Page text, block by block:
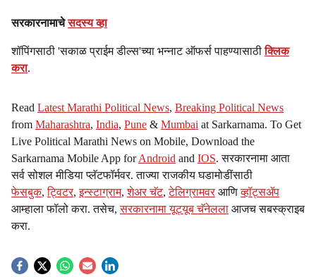
सरकारनामाचेसदस्य व्हा
शॉपिंगसाठी 'सकाळ प्राईम डील्स'च्या भन्नाट ऑफर्स पाहण्यासाठीक्लिक
करा.
Read Latest Marathi Political News, Breaking Political News
from Maharashtra, India, Pune & Mumbai at Sarkarnama. To Get
Live Political Marathi News on Mobile, Download the
Sarkarnama Mobile App forAndroid and IOS. सरकारनामा आता
सर्व सोशल मीडिया प्लॅटफॉर्मवर. ताज्या राजकीय घडामोडींसाठी
फेसबुक,ट्विटर,इन्स्टाग्राम,शेअर चॅट,टेलिग्रामवर आणिव्हॉट्सॲप
आम्हाला फॉलो करा. तसेच,सरकारनामा यूट्यूब चॅनेलला आजच सबस्क्राइब
करा.